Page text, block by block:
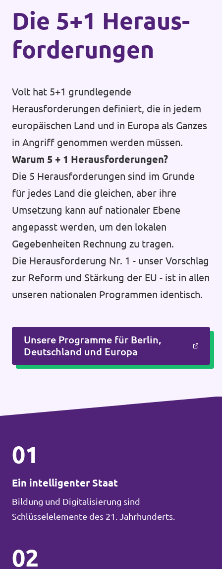
Die 5+1 Heraus­
forderungen
Volt hat 5+1 grundlegende
Herausforderungen definiert, die in jedem
europäischen Land und in Europa als Ganzes
in Angriff genommen werden müssen.
Warum 5 + 1 Herausforderungen?
Die 5 Herausforderungen sind im Grunde
für jedes Land die gleichen, aber ihre
Umsetzung kann auf nationaler Ebene
angepasst werden, um den lokalen
Gegebenheiten Rechnung zu tragen.
Die Herausforderung Nr. 1 - unser Vorschlag
zur Reform und Stärkung der EU - ist in allen
unseren nationalen Programmen identisch.
Unsere Programme für Berlin,
Deutschland und Europa
01
Ein intelligenter Staat
Bildung und Digitalisierung sind
Schlüsselelemente des 21. Jahrhunderts.
02